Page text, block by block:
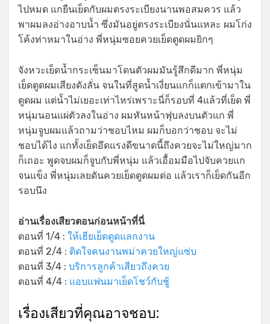
ไปหมด แกยืนเย็ดกับผมตรงระเบียงนานพอสมควร แล้ว
พาผมลงอ่างอาบน้ำ ซึ่งมันอยู่ตรงระเบียงนั่นแหละ ผมโก่ง
โค้งท่าหมาในอ่าง พี่หนุ่มซอยควยเย็ดตูดผมยิกๆ
จังหวะเย็ดน้ำกระเซ็นมาโดนตัวผมมันรู้สึกดีมาก พี่หนุ่ม
เย็ดตูดผมเสียงดังลั่น จนในที่สูดน้ำเงี่ยนแกก็แตกเข้ามาใน
ตูดผม แต่น้ำไม่เยอะเท่าไหร่เพราะนี่ก็รอบที่ 4แล้วที่เย็ด พี่
หนุ่มนอนแผ่ตัวลงในอ่าง ผมหันหน้าฟุบลงบนตัวแก พี่
หนุ่มจูบผมแล้วถามว่าชอบไหม ผมก็บอกว่าชอบ จะไม่
ชอบได้ไง แกทั้งเย็ดอึดแรงดีขนาดนี้ถึงควยจะไม่ใหญ่มาก
ก็เถอะ พูดจบผมก็จูบกับพี่หนุ่ม แล้วเอื้อมมือไปจับควยแก
จนแข็ง พี่หนุ่มเลยดันควยเย็ดตูดผมต่อ แล้วเราก็เย็ดกันอีก
รอบนึง
อ่านเรื่องเสียวตอนก่อนหน้าที่นี่
ตอนที่ 1/4 : ให้เฮียเย็ดตูดแลกงาน
ตอนที่ 2/4 : ติดใจคนงานพม่าควยใหญ่แซ่บ
ตอนที่ 3/4 : บริการลูกค้าเสียวถึงควย
ตอนที่ 4/4 : แอบแฟนมาเย็ดโชว์กับชู้
เรื่องเสียวที่คุณอาจชอบ: